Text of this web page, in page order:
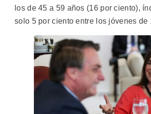
los de 45 a 59 años (16 por ciento),
solo 5 por ciento entre los jóvenes de